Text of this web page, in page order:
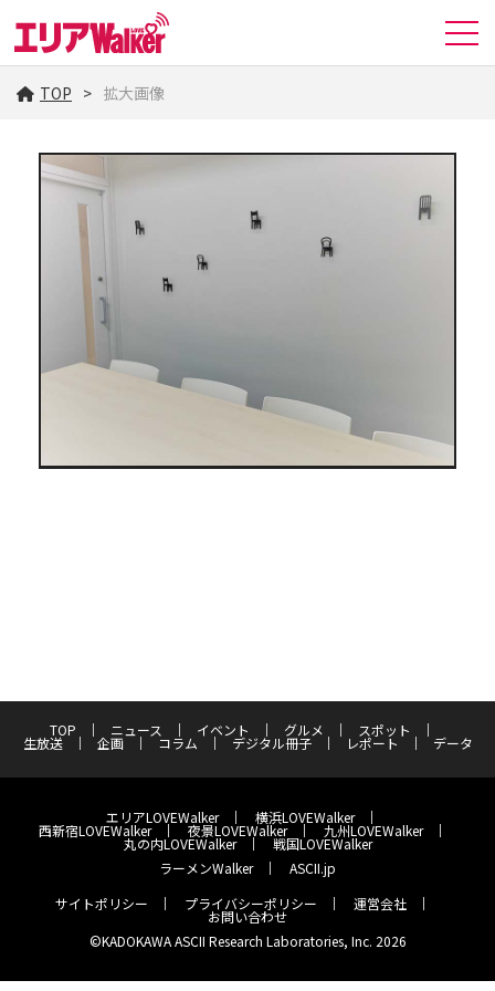
TOP 拡大画像
TOP ニュース イベント グルメ スポット
生放送 企画 コラム デジタル冊子 レポート データ
エリアLOVEWalker 横浜LOVEWalker
西新宿LOVEWalker 夜景LOVEWalker 九州LOVEWalker
丸の内LOVEWalker
戦国LOVEWalker
ラーメンWalker
ASCII.jp
サイトポリシー
プライバシーポリシー 運営会社
お問い合わせ
©KADOKAWA ASCII Research Laboratories, Inc. 2026